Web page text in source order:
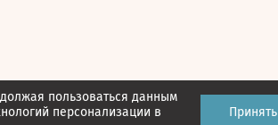
пользоваться данным
персонализации в
Принять